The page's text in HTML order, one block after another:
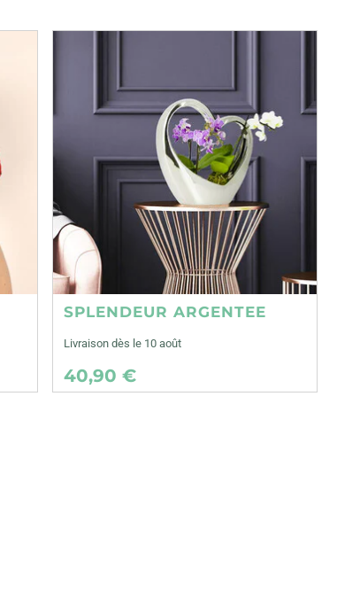
SPLENDEUR ARGENTEE
Livraison dès le 10 août
40,90 €